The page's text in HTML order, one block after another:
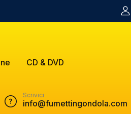
CD & DVD
Scrivici
info@fumettingondola.com